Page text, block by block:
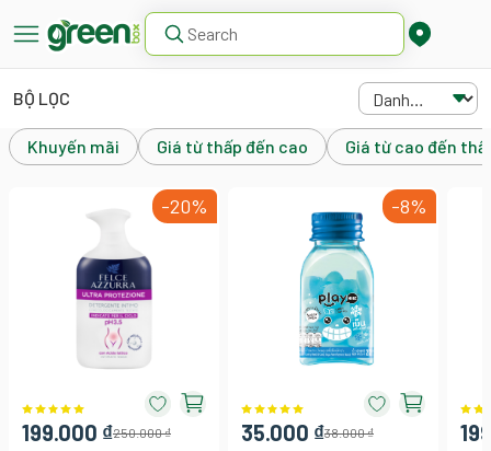
BỘ LỌC
Khuyến mãi Giá từ thấp đến cao Giá từ cao đến
-20%
199.000 ₫250.000 ₫
-8%
35.000 ₫38.000 ₫